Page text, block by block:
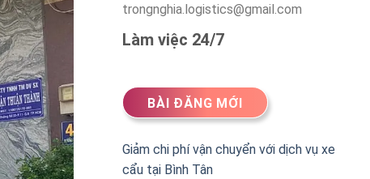
trongnghia.logistics@gmail.com
Làm việc 24/7
BÀI ĐĂNG MỚI
Giảm chi phí vận chuyển với dịch vụ xe
cẩu tại Bình Tân